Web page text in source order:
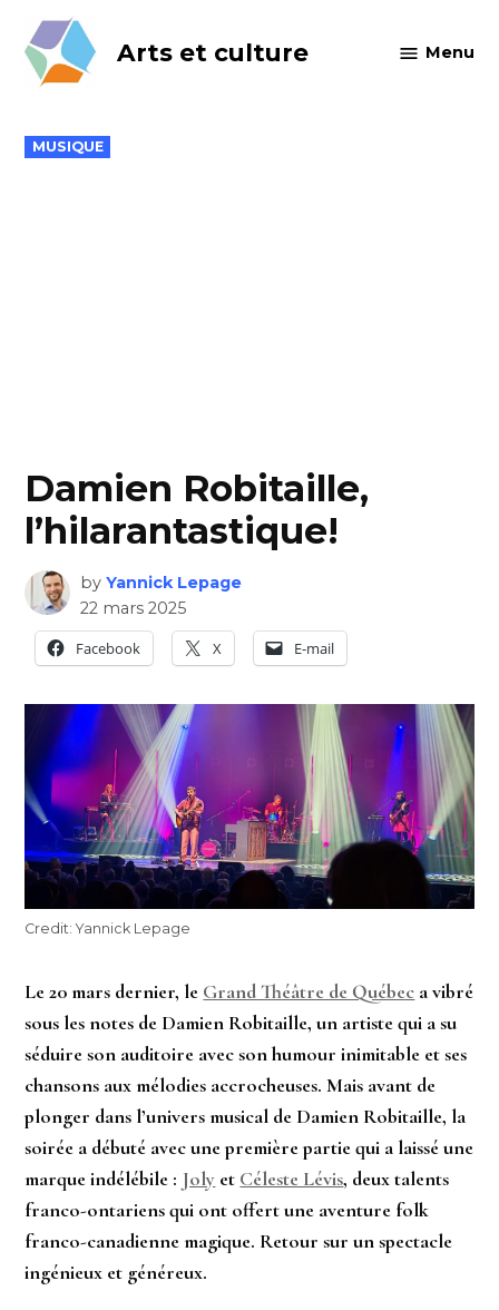
content
Arts et culture Menu
POSTED
IN
MUSIQUE
Damien Robitaille,
l’hilarantastique!
by Yannick Lepage
22 mars 2025
Facebook
X E-mail
Credit: Yannick Lepage
Le 20 mars dernier, le Grand Théâtre de Québec a vibré
sous les notes de Damien Robitaille, un artiste qui a su
séduire son auditoire avec son humour inimitable et ses
chansons aux mélodies accrocheuses. Mais avant de
plonger dans l’univers musical de Damien Robitaille, la
soirée a débuté avec une première partie qui a laissé une
marque indélébile : Joly et Céleste Lévis, deux talents
franco-ontariens qui ont offert une aventure folk
franco-canadienne magique. Retour sur un spectacle
ingénieux et généreux.